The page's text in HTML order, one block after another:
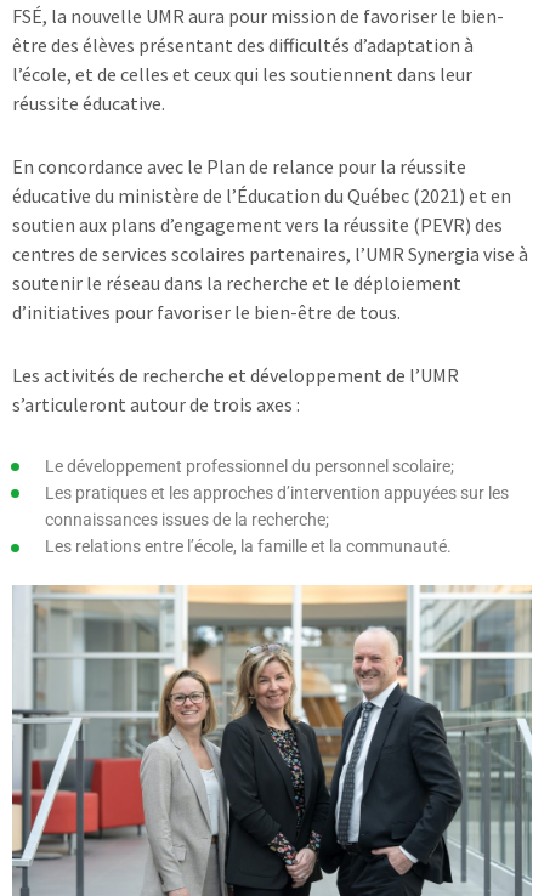
FSÉ, la nouvelle UMR aura pour mission de favoriser le bien-
être des élèves présentant des difficultés d’adaptation à
l’école, et de celles et ceux qui les soutiennent dans leur
réussite éducative.
En concordance avec le Plan de relance pour la réussite
éducative du ministère de l’Éducation du Québec (2021) et en
soutien aux plans d’engagement vers la réussite (PEVR) des
centres de services scolaires partenaires, l’UMR Synergia vise à
soutenir le réseau dans la recherche et le déploiement
d’initiatives pour favoriser le bien-être de tous.
Les activités de recherche et développement de l’UMR
s’articuleront autour de trois axes :
Le développement professionnel du personnel scolaire;
Les pratiques et les approches d’intervention appuyées sur les
connaissances issues de la recherche;
Les relations entre l’école, la famille et la communauté.